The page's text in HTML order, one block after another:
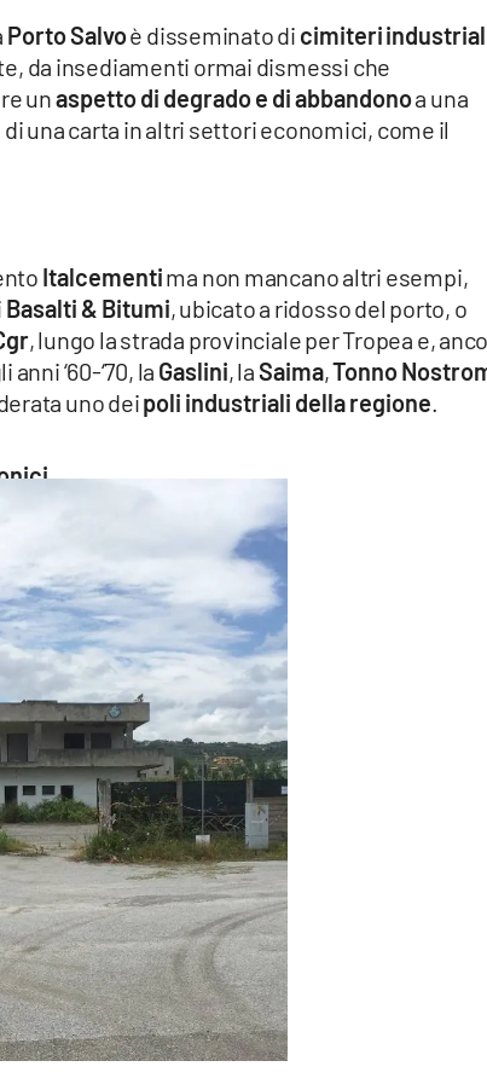
PortoSalvoè disseminato di cimiteri
da insediamenti ormai dismessi che
unaspetto di degrado e di abbandonoa una
una carta in altri settori economici, come il
Italcementima non mancano altri esempi,
Basalti & Bitumi, ubicato a ridosso del porto, o
, lungo la strada provinciale per Tropea e,
‘60-‘70, la Gaslini, laSaima,Tonno
uno deipoli industriali della regione.